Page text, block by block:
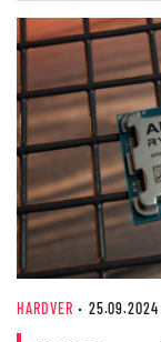
HARDVER 25.09.2024